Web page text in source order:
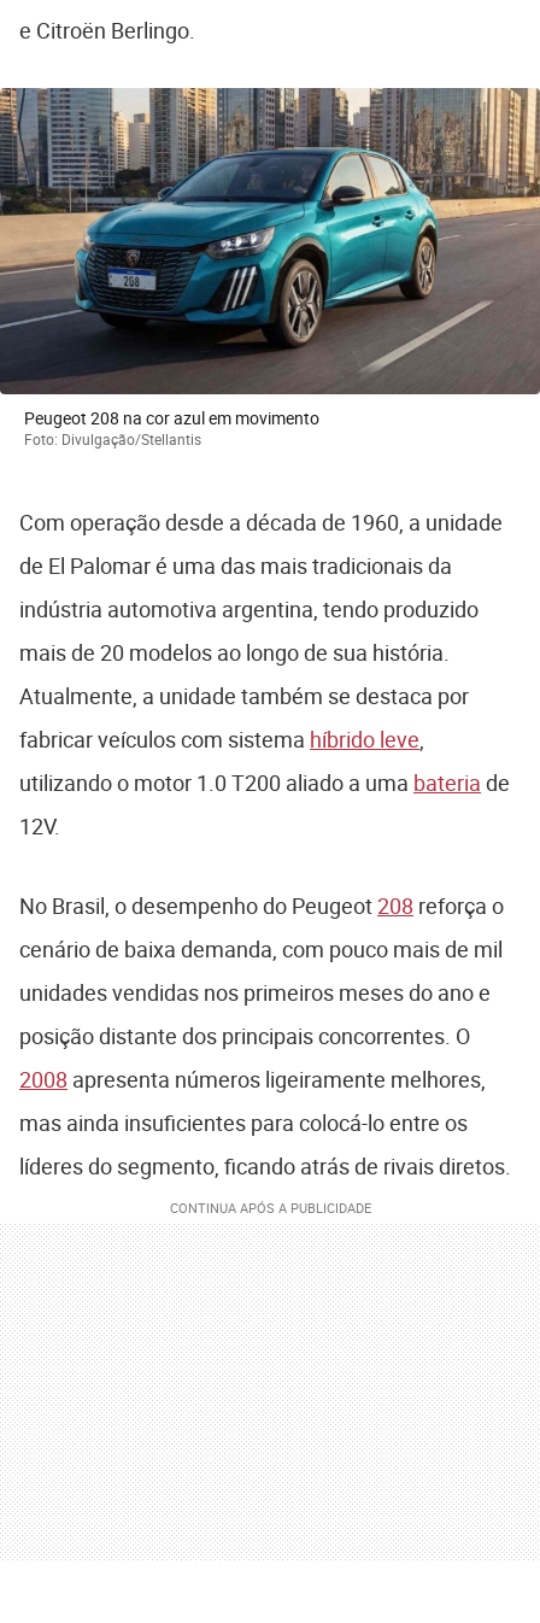
e Citroën Berlingo.
Peugeot 208 na cor azul em movimento
Foto: Divulgação/Stellantis
Com operação desde a década de 1960, a unidade
de El Palomar é uma das mais tradicionais da
indústria automotiva argentina, tendo produzido
mais de 20 modelos ao longo de sua história.
Atualmente, a unidade também se destaca por
fabricar veículos com sistema híbrido leve,
utilizando o motor 1.0 T200 aliado a uma bateria de
12V.
No Brasil, o desempenho do Peugeot208 reforça o
cenário de baixa demanda, com pouco mais de mil
unidades vendidas nos primeiros meses do ano e
posição distante dos principais concorrentes. O
2008 apresenta números ligeiramente melhores,
mas ainda insuficientes para colocá-lo entre os
líderes do segmento, ficando atrás de rivais diretos.